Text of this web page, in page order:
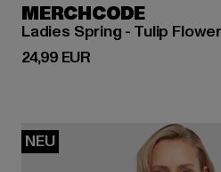
MERCHCODE
Ladies Spring - Tulip
24,99 EUR
Derzeitiger Preis: 24,99 EUR
NEU